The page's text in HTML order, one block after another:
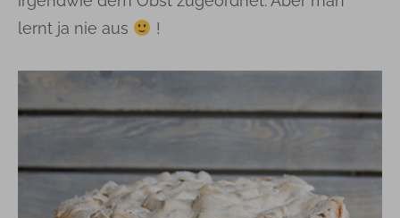
lernt ja nie aus
!